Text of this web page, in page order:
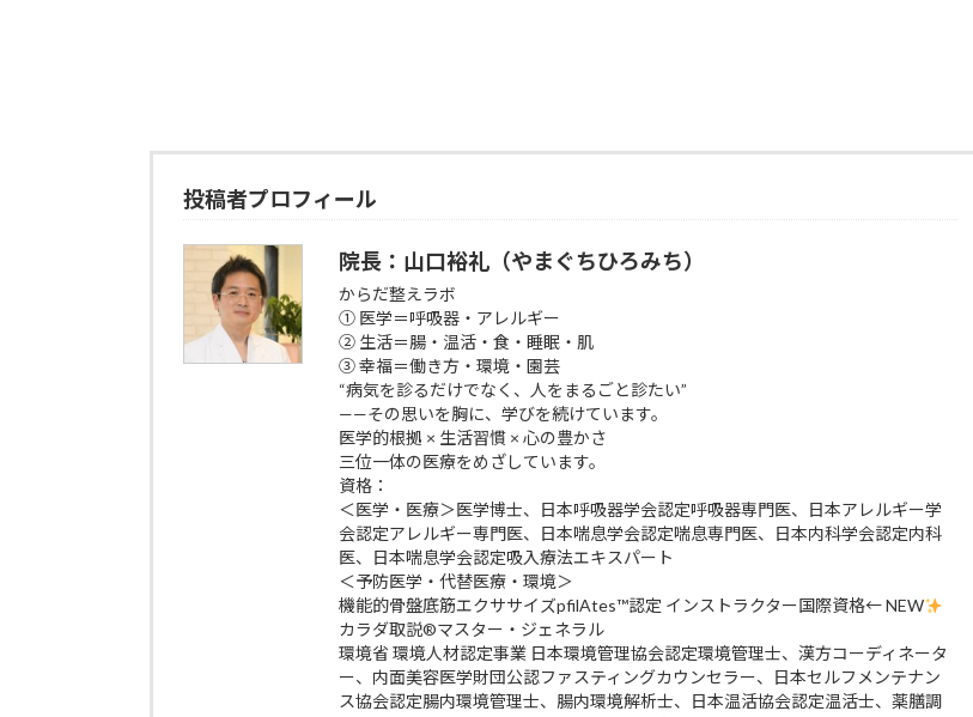
投稿者プロフィール
院長：山口裕礼（やまぐちひろみち）
からだ整えラボ
① 医学＝呼吸器・アレルギー
② 生活＝腸・温活・食・睡眠・肌
③ 幸福＝働き方・環境・園芸
“病気を診るだけでなく、人をまるごと診たい”
——その思いを胸に、学びを続けています。
医学的根拠 × 生活習慣 × 心の豊かさ
三位一体の医療をめざしています。
資格：
＜医学・医療＞医学博士、日本呼吸器学会認定呼吸器専門医、日本アレルギー学
会認定アレルギー専門医、日本喘息学会認定喘息専門医、日本内科学会認定内科
医、日本喘息学会認定吸入療法エキスパート
＜予防医学・代替医療・環境＞
機能的骨盤底筋エクササイズpfilAtes™認定 インストラクター国際資格← NEW
カラダ取説®マスター・ジェネラル
環境省 環境人材認定事業 日本環境管理協会認定環境管理士、漢方コーディネータ
ー、内面美容医学財団公認ファスティングカウンセラー、日本セルフメンテナン
ス協会認定腸内環境管理士、腸内環境解析士、日本温活協会認定温活士、薬膳調